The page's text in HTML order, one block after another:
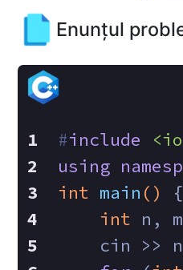
Enunțul
#include
using
int main ()
{
int n,
cin >>